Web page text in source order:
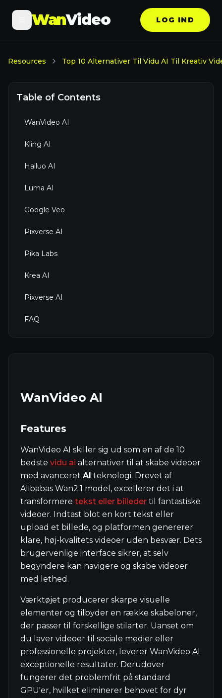
WanVideo LOG IND
Resources Top 10 Alternativer Til Vidu AI Til Kreativ
Table of Contents
WanVideo AI
Kling AI
Hailuo AI
Luma AI
Google Veo
Pixverse AI
Pika Labs
Krea AI
Pixverse AI
FAQ
WanVideo AI
Features
WanVideo AI skiller sig ud som en af de 10
bedste vidu ai alternativer til at skabe videoer
med avanceret AI teknologi. Drevet af
Alibabas Wan2.1 model, excellerer det i at
transformere tekst eller billeder til fantastiske
videoer. Indtast blot en kort tekst eller
upload et billede, og platformen genererer
klare, høj-kvalitets videoer uden besvær. Dets
brugervenlige interface sikrer, at selv
begyndere kan navigere og skabe videoer
med lethed.
Værktøjet producerer skarpe visuelle
elementer og tilbyder en række skabeloner,
der passer til forskellige stilarter. Uanset om
du laver videoer til sociale medier eller
professionelle projekter, leverer WanVideo AI
exceptionelle resultater. Derudover
fungerer det problemfrit på standard
GPU'er, hvilket eliminerer behovet for dyr